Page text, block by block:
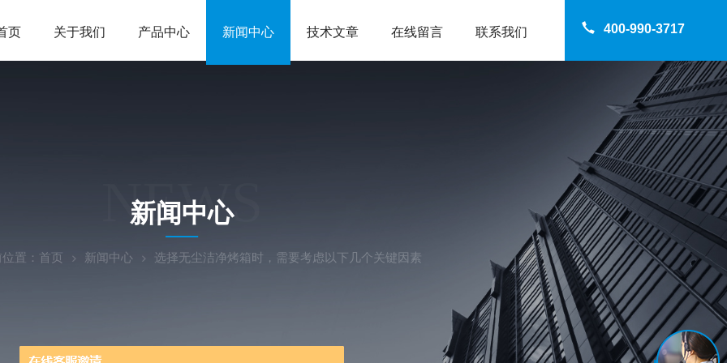
400-990-3717
页 关于我们 产品中心 新闻中心 技术文章 在线留言 联系我们
NEWS
新闻中心
置： 首页 新闻中心 选择无尘洁净烤箱时，需要考虑以下几个关键因素